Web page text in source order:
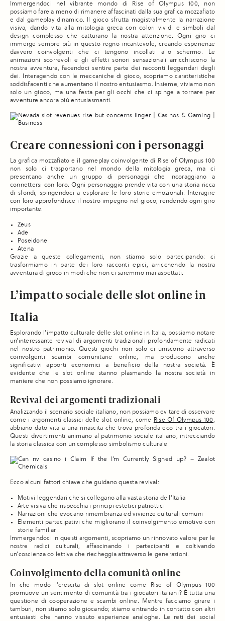
Immergendoci nel vibrante mondo di Rise of Olympus 100, non
possiamo fare a meno di rimanere affascinati dalla sua grafica mozzafiato
e dal gameplay dinamico. Il gioco sfrutta magistralmente la narrazione
visiva, dando vita alla mitologia greca con colori vividi e simboli dal
design complesso che catturano la nostra attenzione. Ogni giro ci
immerge sempre più in questo regno incantevole, creando esperienze
davvero coinvolgenti che ci tengono incollati allo schermo. Le
animazioni scorrevoli e gli effetti sonori sensazionali arricchiscono la
nostra avventura, facendoci sentire parte dei racconti leggendari degli
dei. Interagendo con le meccaniche di gioco, scopriamo caratteristiche
soddisfacenti che aumentano il nostro entusiasmo. Insieme, viviamo non
solo un gioco, ma una festa per gli occhi che ci spinge a tornare per
avventure ancora più entusiasmanti.
Creare connessioni con i personaggi
La grafica mozzafiato e il gameplay coinvolgente di Rise of Olympus 100
non solo ci trasportano nel mondo della mitologia greca, ma ci
presentano anche un gruppo di personaggi che incoraggiano a
connettersi con loro. Ogni personaggio prende vita con una storia ricca
di sfondi, spingendoci a esplorare le loro storie emozionali. Interagire
con loro approfondisce il nostro impegno nel gioco, rendendo ogni giro
importante.
Zeus
Ade
Poseidone
Atena
Grazie a queste collegamenti, non stiamo solo partecipando: ci
trasformiamo in parte dei loro racconti epici, arricchendo la nostra
avventura di gioco in modi che non ci saremmo mai aspettati.
L’impatto sociale delle slot online in
Italia
Esplorando l’impatto culturale delle slot online in Italia, possiamo notare
un’interessante revival di argomenti tradizionali profondamente radicati
nel nostro patrimonio. Questi giochi non solo ci uniscono attraverso
coinvolgenti scambi comunitarie online, ma producono anche
significativi apporti economici a beneficio della nostra società. È
evidente che le slot online stanno plasmando la nostra società in
maniere che non possiamo ignorare.
Revival dei argomenti tradizionali
Analizzando il scenario sociale italiano, non possiamo evitare di osservare
come i argomenti classici delle slot online, come Rise Of Olympus 100,
abbiano dato vita a una rinascita che trova profonda eco tra i giocatori.
Questi divertimenti animano al patrimonio sociale italiano, intrecciando
la storia classica con un complesso simbolismo culturale.
Ecco alcuni fattori chiave che guidano questa revival:
Motivi leggendari che si collegano alla vasta storia dell’Italia
Arte visiva che rispecchia i principi estetici patriottici
Narrazioni che evocano rimembranza ed vivienze culturali comuni
Elementi partecipativi che migliorano il coinvolgimento emotivo con
storie familiari
Immergendoci in questi argomenti, scopriamo un rinnovato valore per le
nostre radici culturali, affascinando i partecipanti e coltivando
un’coscienza collettiva che riecheggia attraverso le generazioni.
Coinvolgimento della comunità online
In che modo l’crescita di slot online come Rise of Olympus 100
promuove un sentimento di comunità tra i giocatori italiani? È tutta una
questione di cooperazione e scambi online. Mentre facciamo girare i
tamburi, non stiamo solo giocando; stiamo entrando in contatto con altri
entusiasti che hanno vissuto esperienze analoghe. Le reti dei social